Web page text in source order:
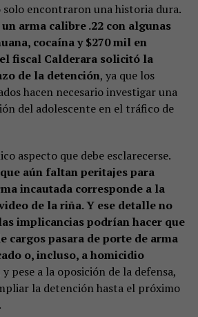
encontraron una historia dura.
arma calibre .22 con algunas
cocaína y $270 mil en
fiscal Calderara solicitó la
de la detención, ya que los
hacen necesario investigar una
del adolescente en el tráfico de
aspecto que debe esclarecerse.
aún faltan peritajes para
incautada corresponde a la
de la riña. Y ese detalle no
implicancias podrían hacer que
cargos pasara de porte de arma
o, incluso, a homicidio
pese a la oposición de la defensa,
la detención hasta el próximo